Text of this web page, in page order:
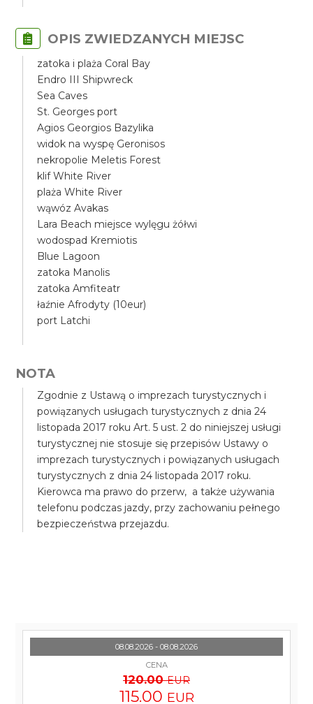
OPIS ZWIEDZANYCH MIEJSC
zatoka i plaża Coral Bay
Endro III Shipwreck
Sea Caves
St. Georges port
Agios Georgios Bazylika
widok na wyspę Geronisos
nekropolie Meletis Forest
klif White River
plaża White River
wąwóz Avakas
Lara Beach miejsce wylęgu żółwi
wodospad Kremiotis
Blue Lagoon
zatoka Manolis
zatoka Amfiteatr
łaźnie Afrodyty (10eur)
port Latchi
NOTA
Zgodnie z Ustawą o imprezach turystycznych i
powiązanych usługach turystycznych z dnia 24
listopada 2017 roku Art. 5 ust. 2 do niniejszej usługi
turystycznej nie stosuje się przepisów Ustawy o
imprezach turystycznych i powiązanych usługach
turystycznych z dnia 24 listopada 2017 roku.
Kierowca ma prawo do przerw, a także używania
telefonu podczas jazdy, przy zachowaniu pełnego
bezpieczeństwa przejazdu.
08.08.2026 - 08.08.2026
CENA
120.00 EUR
115.00 EUR